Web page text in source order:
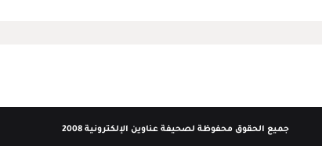
جميع الحقوق محفوظة لصحيفة عناوين الإلكترونية 2008